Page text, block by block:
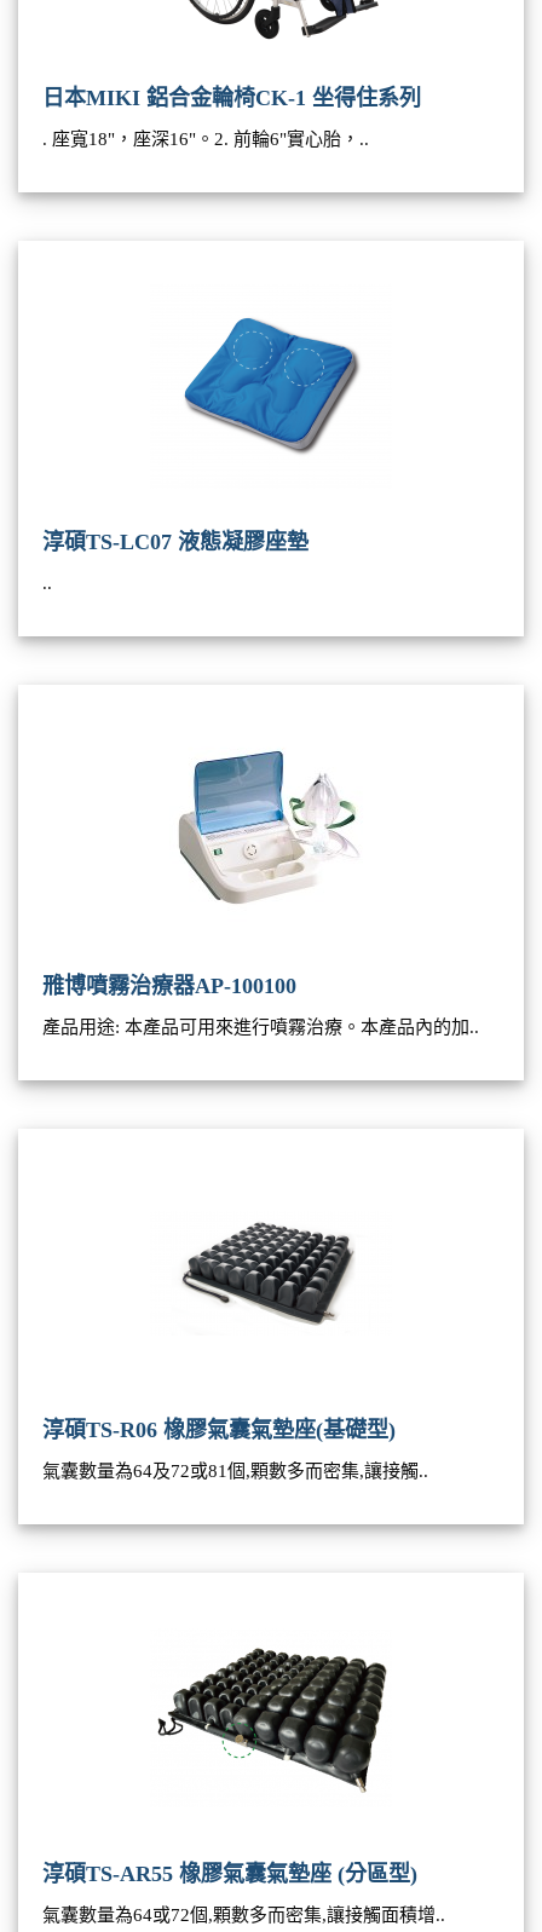
日本MIKI 鋁合金輪椅CK-1 坐得住系列
. 座寬18"，座深16"。2. 前輪6"實心胎，..
淳碩TS-LC07 液態凝膠座墊
..
雃博噴霧治療器AP-100100
產品用途: 本產品可用來進行噴霧治療。本產品內的加..
淳碩TS-R06 橡膠氣囊氣墊座(基礎型)
氣囊數量為64及72或81個,顆數多而密集,讓接觸..
淳碩TS-AR55 橡膠氣囊氣墊座 (分區型)
氣囊數量為64或72個,顆數多而密集,讓接觸面積增..